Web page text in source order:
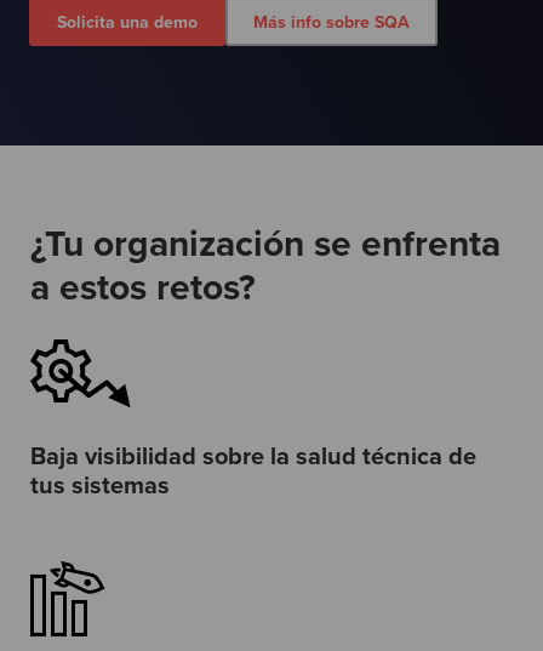
Solicita una demo Más info sobre SQA
¿Tu organización se enfrenta
a estos retos?
Baja visibilidad sobre la salud técnica de
tus sistemas